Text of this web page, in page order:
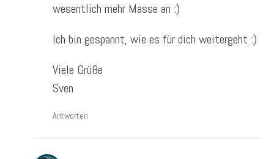
wesentlich mehr Masse an :)
Ich bin gespannt, wie es für dich weitergeht :)
Viele Grüße
Sven
Antworten